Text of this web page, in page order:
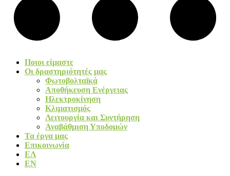
Ποιοι είμαστε
Οι δραστηριότητές μας
Φωτοβολταïκά​
Αποθήκευση Ενέργειας
Ηλεκτροκίνηση
Κλιματισμός
Λειτουργία και Συντήρηση
Αναβάθμιση Υποδομών
Τα έργα μας
Επικοινωνία
ΕΛ
EN